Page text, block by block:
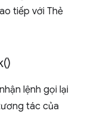
tiếp với Thẻ
)
lệnh gọi lại
tác của